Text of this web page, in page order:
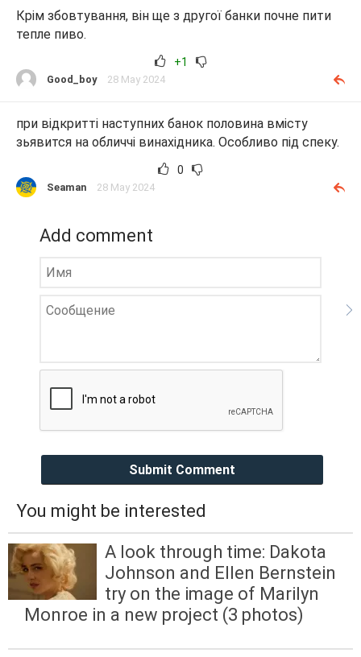
Крім збовтування, він ще з другої банки почне пити
тепле пиво.
+1
Good_boy 28 May 2024
при відкритті наступних банок половина вмісту
зьявится на обличчі винахідника. Особливо під спеку.
0
Seaman 28 May 2024
Add comment
Submit Comment
You might be interested
A look through time: Dakota
Johnson and Ellen Bernstein
try on the image of Marilyn
Monroe in a new project (3 photos)